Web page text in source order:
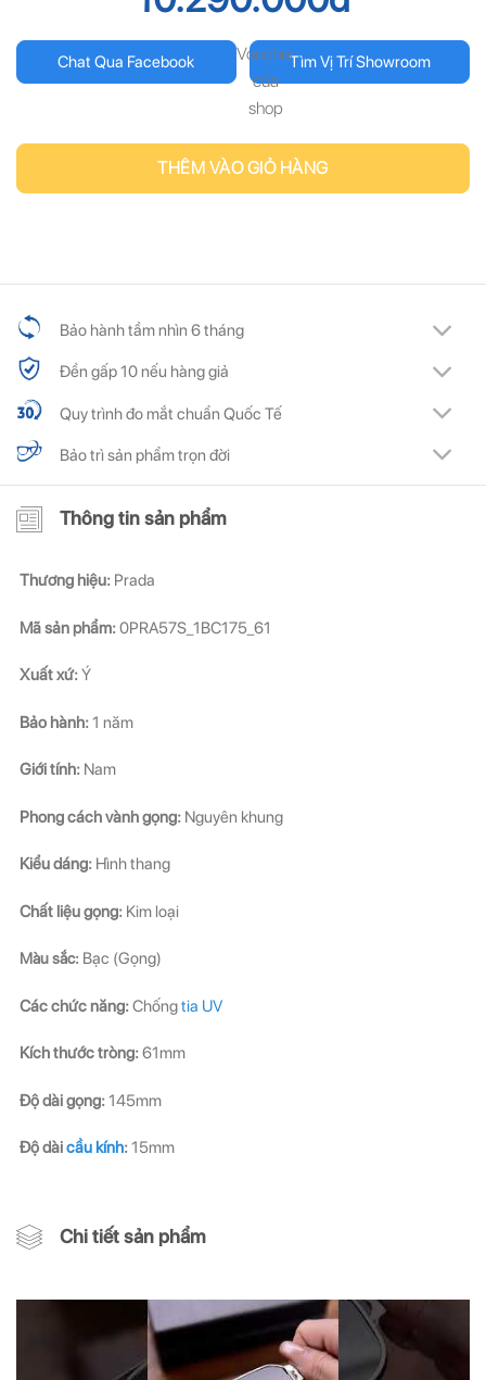
Chat Qua Facebook Tìm Vị Trí Showroom
Voucher
của
shop
THÊM VÀO GIỎ HÀNG
Bảo hành tầm nhìn 6 tháng
Đền gấp 10 nếu hàng giả
Quy trình đo mắt chuẩn Quốc Tế
Bảo trì sản phẩm trọn đời
Thông tin sản phẩm
Thương hiệu: Prada
Mã sản phẩm:0PRA57S_1BC175_61
Xuất xứ:Ý
Bảo hành:1 năm
Giới tính: Nam
Phong cách vành gọng: Nguyên khung
Kiểu dáng: Hình thang
Chất liệu gọng: Kim loại
Màu sắc: Bạc (Gọng)
Các chức năng:Chốngtia UV
Kích thước tròng:61mm
Độ dài gọng:145mm
Độ dàicầu kính:15mm
Chi tiết sản phẩm